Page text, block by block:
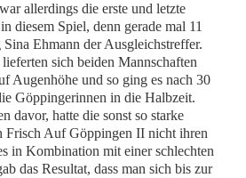
allerdings die erste und letzte
diesem Spiel, denn gerade mal 11
Sina Ehmann der Ausgleichstreffer.
sich beiden Mannschaften
Augenhöhe und so ging es nach 30
Göppingerinnen in die Halbzeit.
davor, hatte die sonst so starke
Frisch Auf Göppingen II nicht ihren
in Kombination mit einer schlechten
das Resultat, dass man sich bis zur